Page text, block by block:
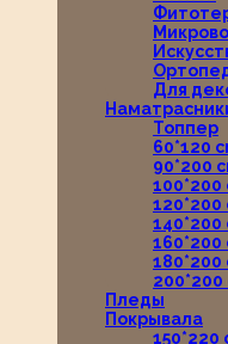
Для
Топпер
60*120
90*200
100*200
120*200
140*200
160*200
180*200
200*200
Пледы
Покрывала
150*220